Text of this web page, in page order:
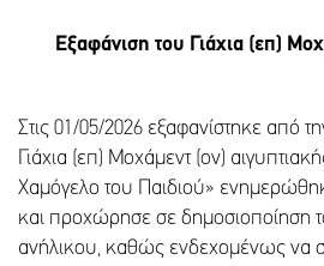
Εξαφάνιση του Γιάχια (επ)
Στις 01/05/2026 εξαφανίστηκε από
Γιάχια (επ) Μοχάμεντ (ον)
Χαμόγελο του Παιδιού»
και προχώρησε σε δημοσιοποίηση
ανήλικου, καθώς ενδεχομένως να